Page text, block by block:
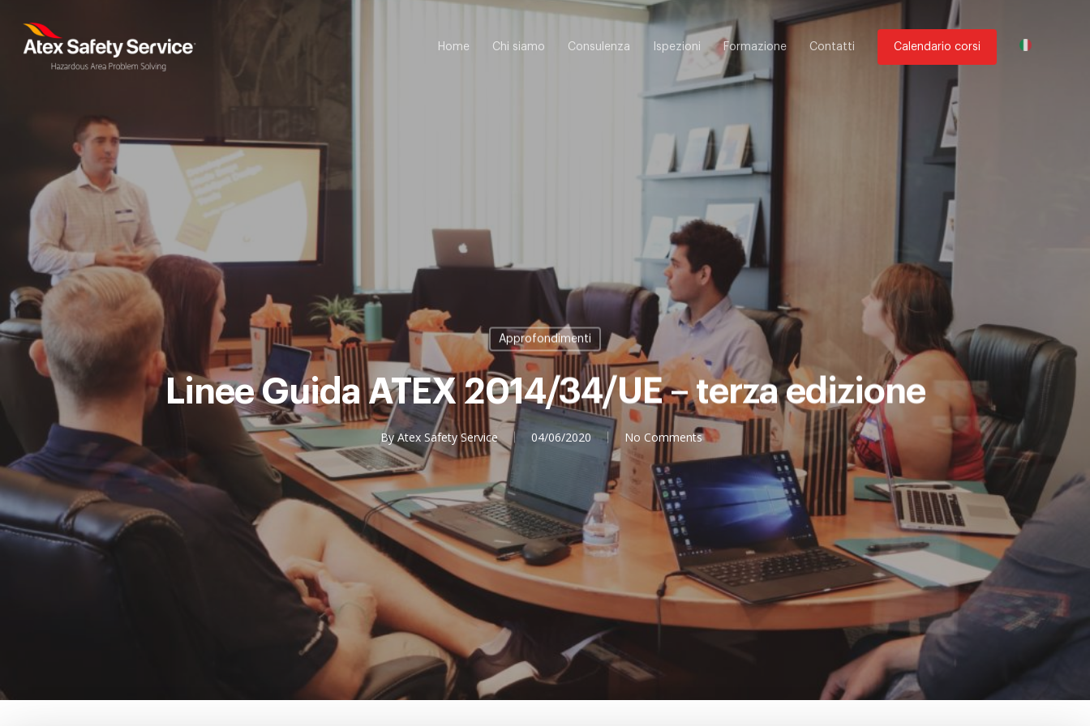
Home Chi siamo Consulenza Ispezioni Formazione Contatti Calendario corsi
Approfondimenti
Linee Guida ATEX 2014/34/UE – terza edizione
ByAtex Safety Service 04/06/2020 No Comments